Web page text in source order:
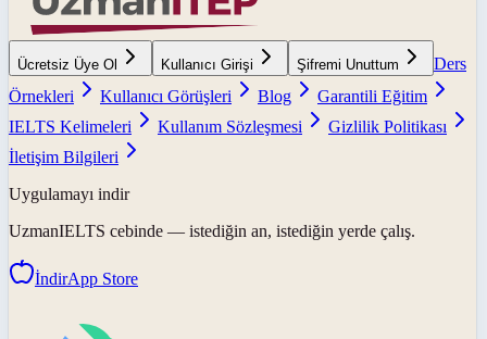
Ücretsiz Üye Ol Kullanıcı Girişi Şifremi Unuttum
Ders
Örnekleri
Kullanıcı Görüşleri Blog
Garantili Eğitim
IELTS Kelimeleri
Kullanım Sözleşmesi
Gizlilik Politikası
İletişim Bilgileri
Uygulamayı indir
UzmanIELTS cebinde — istediğin an, istediğin yerde çalış.
İndirApp Store